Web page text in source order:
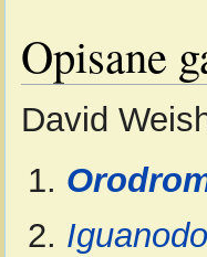
Opisane
David